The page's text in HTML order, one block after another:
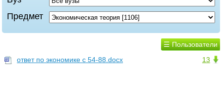
Предмет
☰ Пользователи
13
ответ по экономике с 54-88.docx